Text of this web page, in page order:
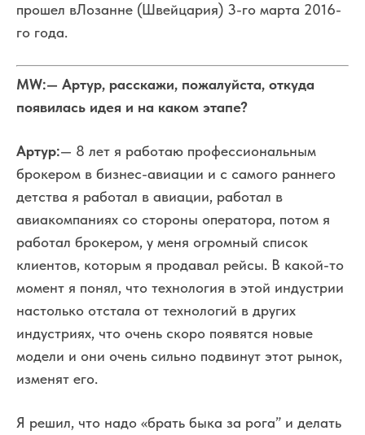
прошел вЛозанне (Швейцария) 3-го марта 2016-
го года.
MW:— Артур, расскажи, пожалуйста, откуда
появилась идея и на каком этапе?
Артур:— 8 лет я работаю профессиональным
брокером в бизнес-авиации и с самого раннего
детства я работал в авиации, работал в
авиакомпаниях со стороны оператора, потом я
работал брокером, у меня огромный список
клиентов, которым я продавал рейсы. В какой-то
момент я понял, что технология в этой индустрии
настолько отстала от технологий в других
индустриях, что очень скоро появятся новые
модели и они очень сильно подвинут этот рынок,
изменят его.
Я решил, что надо «брать быка за рога” и делать